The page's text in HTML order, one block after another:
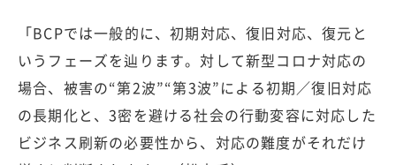
「BCPでは一般的に、初期対応、復旧対応、復元と
いうフェーズを辿ります。対して新型コロナ対応の
場合、被害の“第2波”“第3波”による初期／復旧対応
の長期化と、3密を避ける社会の行動変容に対応した
ビジネス刷新の必要性から、対応の難度がそれだけ